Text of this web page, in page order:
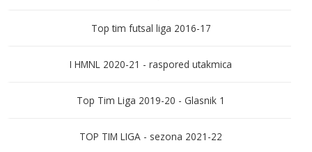
Top tim futsal liga 2016-17
I HMNL 2020-21 - raspored utakmica
Top Tim Liga 2019-20 - Glasnik 1
TOP TIM LIGA - sezona 2021-22